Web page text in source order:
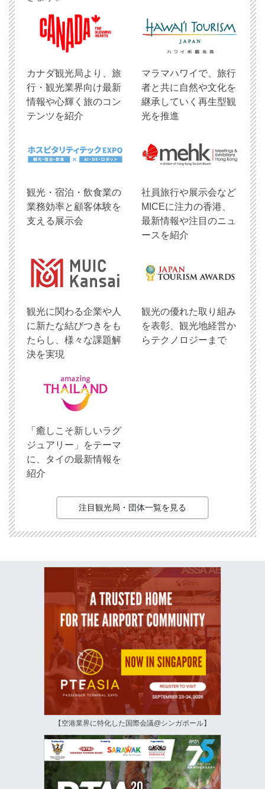
​カナダ観光局より、旅
行・観光業界向け最新
情報や心輝く旅のコン
テンツを紹介
マラマハワイで、旅行
者と共に自然や文化を
継承していく再生型観
光を推進
観光・宿泊・飲食業の
業務効率と顧客体験を
支える展示会
社員旅行や展示会など
MICEに注力の香港、
最新情報や注目のニュ
ースを紹介
観光に関わる企業や人
に新たな結びつきをも
たらし、様々な課題解
決を実現
観光の優れた取り組み
を表彰、観光地経営か
らテクノロジーまで
「癒しこそ新しいラグ
ジュアリー」をテーマ
に、タイの最新情報を
紹介
注目観光局・団体一覧を見る
【空港業界に特化した国際会議@シンガポール】